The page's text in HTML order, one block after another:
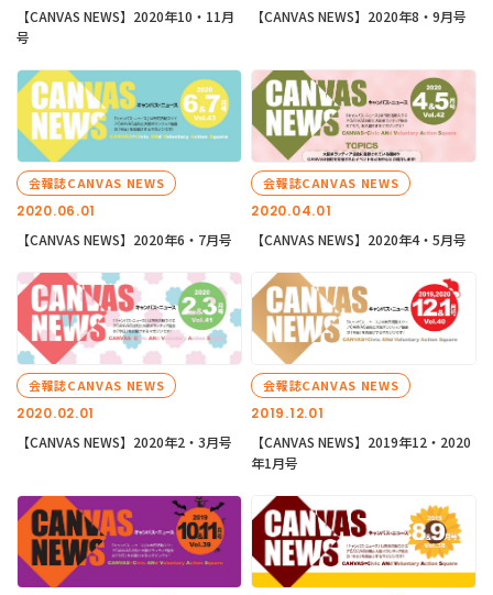
【CANVAS NEWS】2020年10・11月
号
【CANVAS NEWS】2020年8・9月号
2020.06.01
会報誌CANVAS NEWS
【CANVAS NEWS】2020年6・7月号
2020.04.01
会報誌CANVAS NEWS
【CANVAS NEWS】2020年4・5月号
2020.02.01
会報誌CANVAS NEWS
【CANVAS NEWS】2020年2・3月号
2019.12.01
会報誌CANVAS NEWS
【CANVAS NEWS】2019年12・2020
年1月号